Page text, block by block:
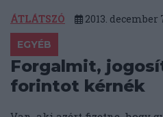
ÁTLÁTSZÓ 2013. december
EGYÉB
Forgalmit,
forintot kérnék